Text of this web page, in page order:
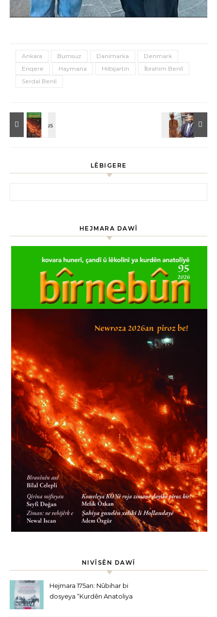
Ankara Bumsuz Danimarka
Denmark
Enqere
Haymana Hilbijartin
İbrahim Benlî
Serdal Benlî
LÊBIGERE
HEJMARA DAWÎ
NIVÎSÊN DAWÎ
Hejmara 175an: Nûbihar bi
dosyeya “Kurdên Anatoliya